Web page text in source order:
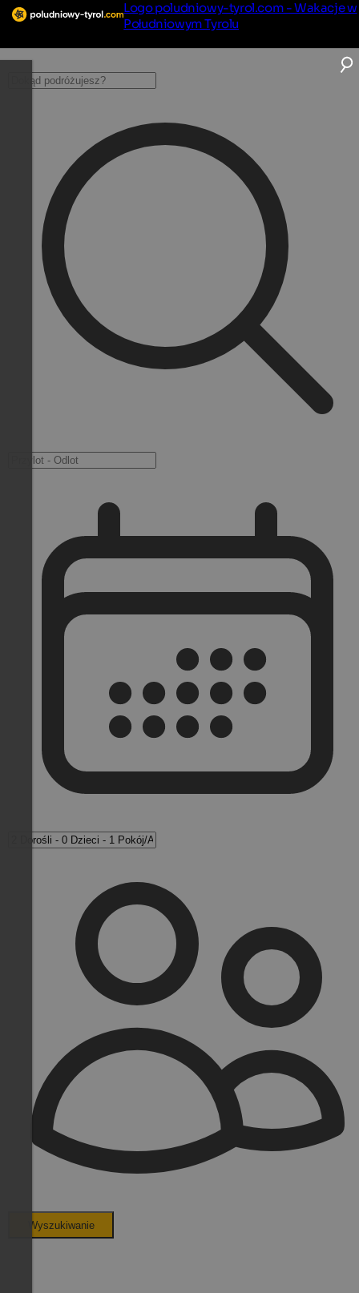
Logo poludniowy-tyrol.com - Wakacje w
Południowym Tyrolu
Wyszukiwanie